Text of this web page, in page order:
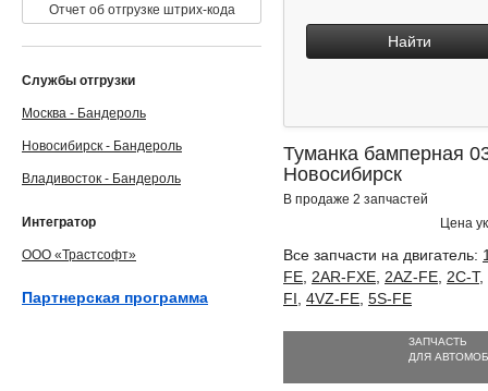
Найти
Туманка бамперная
Новосибирск
В продаже 2 запчастей
Цена
Все запчасти на двигатель:
FE 2AR-FXE 2AZ-FE 2C-T,
FI 4VZ-FE 5S-FE
ЗАПЧАСТЬ
ДЛЯ
Отчет об отгрузке штрих-кода
Службы отгрузки
Москва - Бандероль
Новосибирск - Бандероль
Владивосток - Бандероль
Интегратор
ООО «Трастсофт»
Партнерская программа